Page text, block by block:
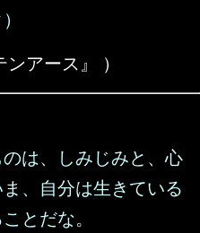
ンアース』 ）
は、しみじみと、心
、自分は生きている
とだな。